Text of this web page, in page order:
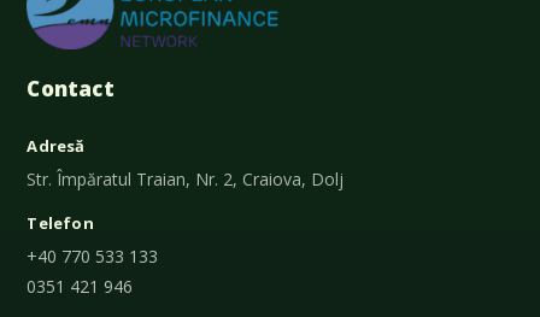
Contact
Adresă
Str. Împăratul Traian, Nr. 2, Craiova, Dolj
Telefon
+40 770 533 133
0351 421 946